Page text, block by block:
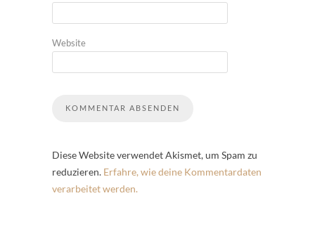
Website
Diese Website verwendet Akismet, um Spam zu
reduzieren. Erfahre, wie deine Kommentardaten
verarbeitet werden.